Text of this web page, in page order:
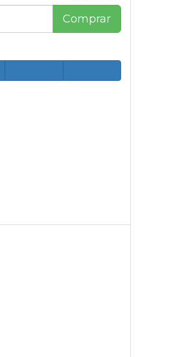
Comprar